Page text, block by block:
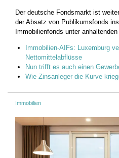
Der deutsche Fondsmarkt ist
der Absatz von Publikumsfonds
Immobilienfonds unter
Immobilien-AIFs: Luxemburg
Nettomittelabflüsse
Nun trifft es auch einen
Wie Zinsanleger die Kurve
Immobilien